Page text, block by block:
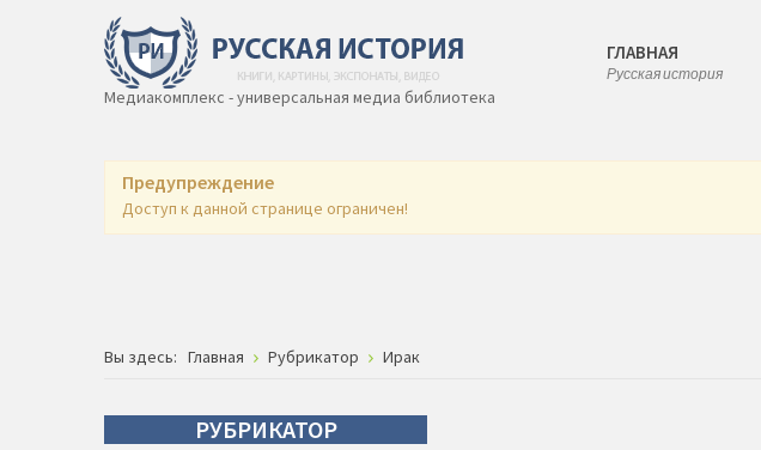
Медиакомплекс - универсальная медиа библиотека
ГЛАВНАЯ
Русская история
Предупреждение
Доступ к данной странице ограничен!
Вы здесь: Главная Рубрикатор Ирак
РУБРИКАТОР